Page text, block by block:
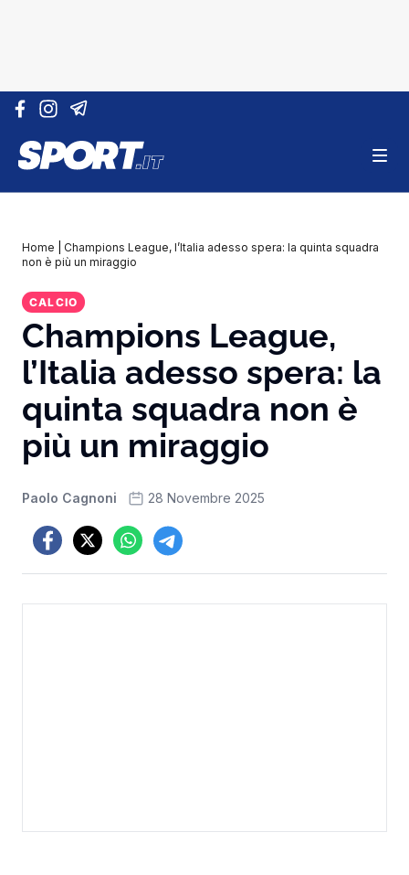
Vai al contenuto
Home
Champions League, l’Italia adesso spera: la quinta squadra
non è più un miraggio
CALCIO
Champions League,
l’Italia adesso spera: la
quinta squadra non è
più un miraggio
Paolo Cagnoni 28 Novembre 2025